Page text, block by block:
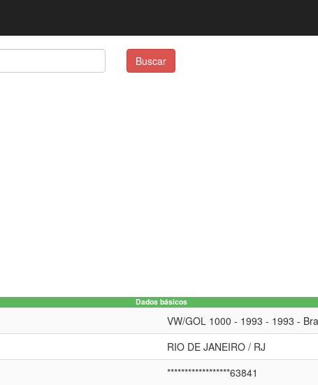
Buscar
Dados básicos
VW/GOL 1000 - 1993 - 1993 -
RIO DE JANEIRO / RJ
******************63841